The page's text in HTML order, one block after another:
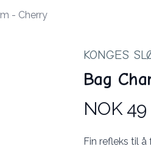
- Cherry
KONGES
Bag
Produktdetaljer
NOK 49
Description
Fin refleks til